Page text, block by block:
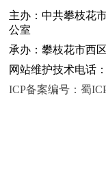
主办：中共攀枝
公室
承办：攀枝花市西
网站维护技术电话
ICP备案编号：蜀